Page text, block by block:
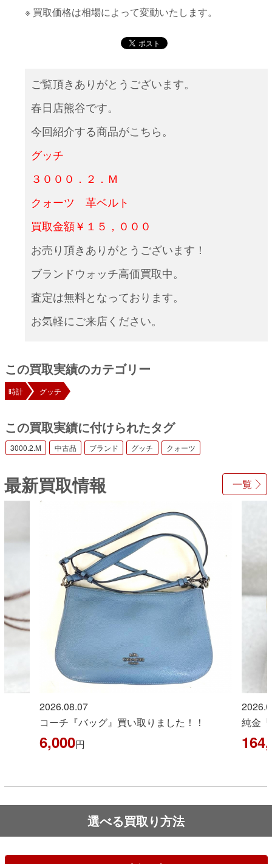
※ 買取価格は相場によって変動いたします。
ご覧頂きありがとうございます。
春日店熊谷です。
今回紹介する商品がこちら。
グッチ
３０００．２．Ｍ
クォーツ 革ベルト
買取金額￥１５，０００
お売り頂きありがとうございます！
ブランドウォッチ高価買取中。
査定は無料となっております。
お気軽にご来店ください。
この買取実績のカテゴリー
時計 グッチ
この買取実績に付けられたタグ
3000.2.M 中古品 ブランド グッチ クォーツ
一覧
最新買取情報
2026.08.07
コーチ『バッグ』買い取りました！！
6,000円
純金
選べる買取り方法